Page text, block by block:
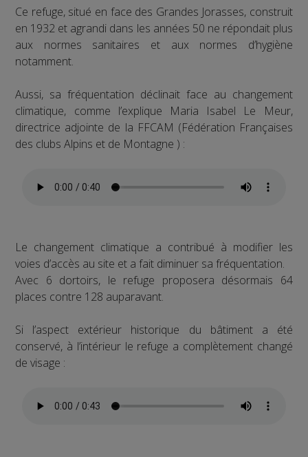
Ce refuge, situé en face des Grandes Jorasses, construit
en 1932 et agrandi dans les années 50 ne répondait plus
aux normes sanitaires et aux normes d’hygiène
notamment.
Aussi, sa fréquentation déclinait face au changement
climatique, comme l’explique Maria Isabel Le Meur,
directrice adjointe de la FFCAM (Fédération Françaises
des clubs Alpins et de Montagne ) :
Le changement climatique a contribué à modifier les
voies d’accès au site et a fait diminuer sa fréquentation.
Avec 6 dortoirs, le refuge proposera désormais 64
places contre 128 auparavant.
Si l’aspect extérieur historique du bâtiment a été
conservé, à l’intérieur le refuge a complètement changé
de visage :